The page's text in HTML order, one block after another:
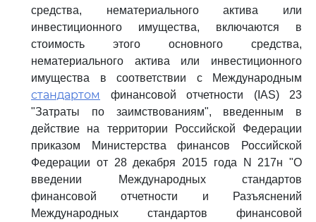
средства, нематериального актива или
инвестиционного имущества, включаются в
стоимость этого основного средства,
нематериального актива или инвестиционного
имущества в соответствии с Международным
стандартом
финансовой отчетности (IAS) 23
"Затраты по заимствованиям", введенным в
действие на территории Российской Федерации
приказом Министерства финансов Российской
Федерации от 28 декабря 2015 года N 217н "О
введении Международных стандартов
финансовой отчетности и Разъяснений
Международных стандартов финансовой